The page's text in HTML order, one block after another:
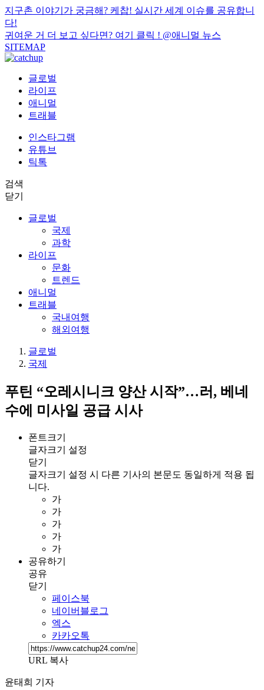
지구촌 이야기가 궁금해? 케찹! 실시간 세계 이슈를 공유합니
다!
귀여운 거 더 보고 싶다면? 여기 클릭 ! @애니멀 뉴스
SITEMAP
글로벌
라이프
애니멀
트래블
인스타그램
유튜브
틱톡
검색
닫기
글로벌
국제
과학
라이프
문화
트렌드
애니멀
트래블
국내여행
해외여행
글로벌
국제
푸틴 “오레시니크 양산 시작”…러, 베네
수에 미사일 공급 시사
폰트크기
글자크기 설정
닫기
글자크기 설정 시 다른 기사의 본문도 동일하게 적용 됩
니다.
가
가
가
가
가
공유하기
공유
닫기
페이스북
네이버블로그
엑스
카카오톡
URL 복사
윤태희 기자